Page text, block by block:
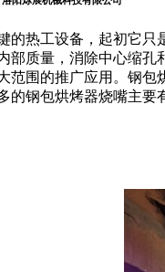
热工设备，起初它只
部质量，消除中心缩
范围的推广应用。钢
钢包烘烤器烧嘴主要